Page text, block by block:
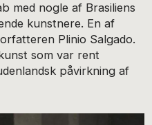
med nogle af Brasiliens
kunstnere. En af
Plinio Salgado.
som var rent
påvirkning af